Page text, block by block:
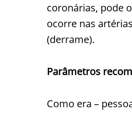
coronárias, pode
ocorre nas
(derrame).
Parâmetros
Como era –